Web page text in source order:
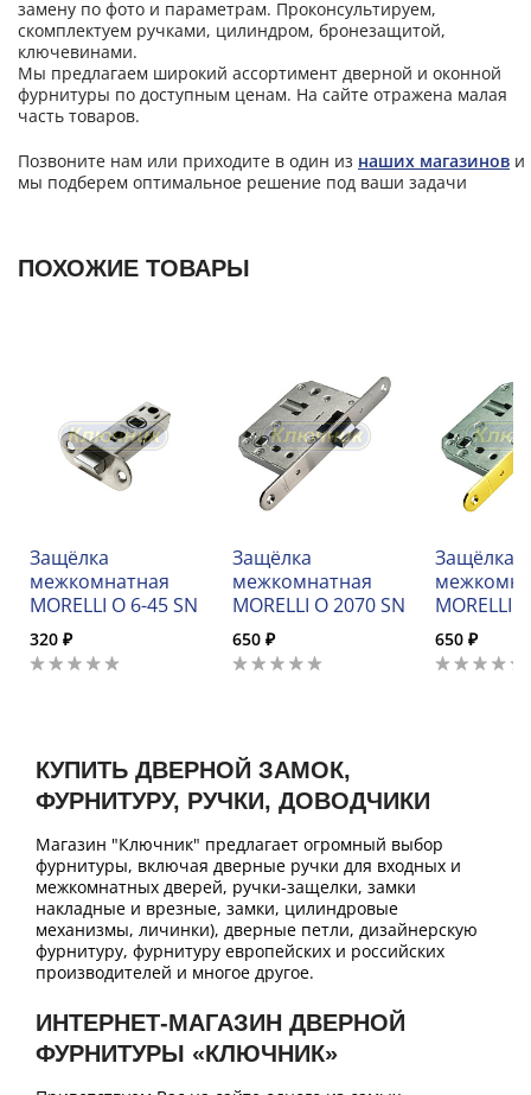
замену по фото и параметрам. Проконсультируем,
скомплектуем ручками, цилиндром, бронезащитой,
ключевинами.
Мы предлагаем широкий ассортимент дверной и оконной
фурнитуры по доступным ценам. На сайте отражена малая
часть товаров.
Позвоните нам или приходите в один из наших магазинов и
мы подберем оптимальное решение под ваши задачи
ПОХОЖИЕ ТОВАРЫ
Защёлка
межкомнатная
MORELLI O 6-45 SN
320 ₽
Защёлка
межкомнатная
MORELLI O 2070 SN
650 ₽
Защёлка
MORELLI
650 ₽
КУПИТЬ ДВЕРНОЙ ЗАМОК,
ФУРНИТУРУ, РУЧКИ, ДОВОДЧИКИ
Магазин "Ключник" предлагает огромный выбор
фурнитуры, включая дверные ручки для входных и
межкомнатных дверей, ручки-защелки, замки
накладные и врезные, замки, цилиндровые
механизмы, личинки), дверные петли, дизайнерскую
фурнитуру, фурнитуру европейских и российских
производителей и многое другое.
ИНТЕРНЕТ-МАГАЗИН ДВЕРНОЙ
ФУРНИТУРЫ «КЛЮЧНИК»